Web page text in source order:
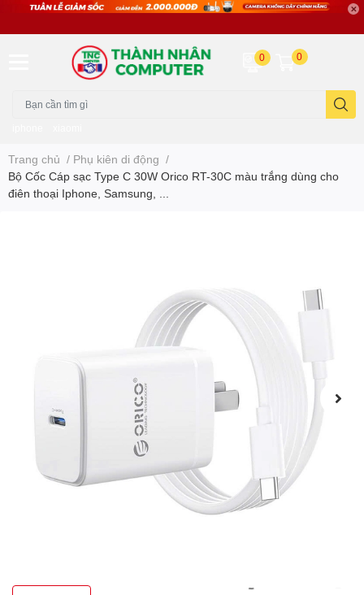
0 0
Trang chủ / Phụ kiên di động /
Bộ Cốc Cáp sạc Type C 30W Orico RT-30C màu trắng dùng cho
điên thoại Iphone, Samsung, ...